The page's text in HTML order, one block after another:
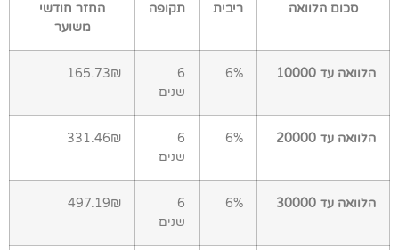
סכום הלוואה ריבית תקופה
החזר חודשי
משוער
הלוואה עד 10000 6%
6
שנים
165.73₪
הלוואה עד 20000 6%
6
שנים
331.46₪
הלוואה עד 30000 6%
6
שנים
497.19₪